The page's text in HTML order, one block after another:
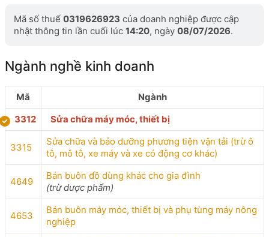
Mã số thuế 0319626923 của doanh nghiệp được cập
nhật thông tin lần cuối lúc 14:20, ngày 08/07/2026.
Ngành nghề kinh doanh
Mã
Ngành
3312
Sửa chữa máy móc, thiết bị
3315
Sửa chữa và bảo dưỡng phương tiện vận tải (trừ ô
tô, mô tô, xe máy và xe có động cơ khác)
4649
Bán buôn đồ dùng khác cho gia đình
(trừ dược phẩm)
4653
Bán buôn máy móc, thiết bị và phụ tùng máy nông
nghiệp